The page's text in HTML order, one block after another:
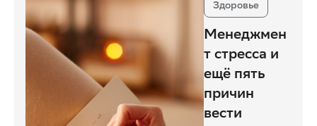
Здоровье
Менеджмен
т стресса и
ещё пять
причин
вести